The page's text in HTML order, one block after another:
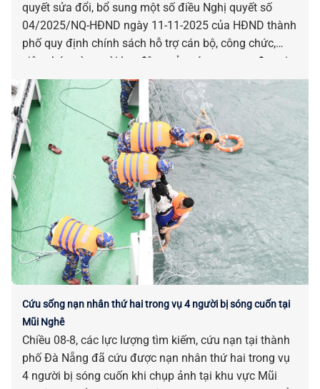
quyết sửa đổi, bổ sung một số điều Nghị quyết số
04/2025/NQ-HĐND ngày 11-11-2025 của HĐND thành
phố quy định chính sách hỗ trợ cán bộ, công chức,
viên chức và người lao động của các cơ quan, đơn vị
bị tác động, ảnh hưởng do sắp xếp đơn vị hành chính.
Cứu sống nạn nhân thứ hai trong vụ 4 người bị sóng cuốn tại
Mũi Nghê
Chiều 08-8, các lực lượng tìm kiếm, cứu nạn tại thành
phố Đà Nẵng đã cứu được nạn nhân thứ hai trong vụ
4 người bị sóng cuốn khi chụp ảnh tại khu vực Mũi